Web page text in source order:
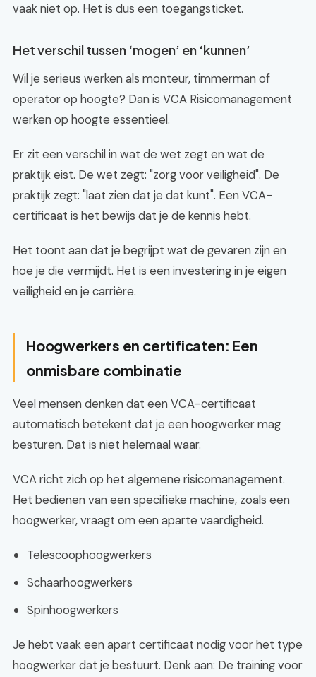
vaak niet op. Het is dus een toegangsticket.
Het verschil tussen ‘mogen’ en ‘kunnen’
Wil je serieus werken als monteur, timmerman of
operator op hoogte? Dan is VCA Risicomanagement
werken op hoogte essentieel.
Er zit een verschil in wat de wet zegt en wat de
praktijk eist. De wet zegt: "zorg voor veiligheid". De
praktijk zegt: "laat zien dat je dat kunt". Een VCA-
certificaat is het bewijs dat je de kennis hebt.
Het toont aan dat je begrijpt wat de gevaren zijn en
hoe je die vermijdt. Het is een investering in je eigen
veiligheid en je carrière.
Hoogwerkers en certificaten: Een
onmisbare combinatie
Veel mensen denken dat een VCA-certificaat
automatisch betekent dat je een hoogwerker mag
besturen. Dat is niet helemaal waar.
VCA richt zich op het algemene risicomanagement.
Het bedienen van een specifieke machine, zoals een
hoogwerker, vraagt om een aparte vaardigheid.
Telescoophoogwerkers
Schaarhoogwerkers
Spinhoogwerkers
Je hebt vaak een apart certificaat nodig voor het type
hoogwerker dat je bestuurt. Denk aan: De training voor